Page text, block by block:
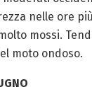
nelle ore
mossi.
moto ondoso.